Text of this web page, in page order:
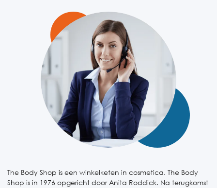
The Body Shop is een winkelketen in cosmetica. The Body
Shop is in 1976 opgericht door Anita Roddick. Na terugkomst